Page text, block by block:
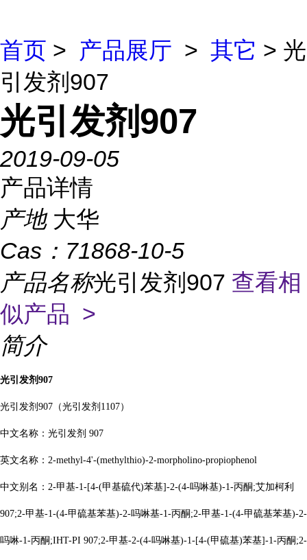
首页 > 产品展厅 > 其它 > 光
引发剂907
光引发剂907
2019-09-05
产品详情
产地 大华
Cas： 71868-10-5
产品名称光引发剂907 查看相
似产品 >
简介
光引发剂 907
光引发剂 907 （光引发剂 1107）
中文名称：光引发剂 907
英文名称： 2-methyl-4'-(methylthio)-2-morpholino-propiophenol
中文别名： 2-甲基-1-[4-(甲基硫代)苯基]-2-(4-吗啉基)-1-丙酮;艾加柯利
907;2-甲基-1-(4-甲硫基苯基)-2-吗啉基-1-丙酮;2-甲基-1-(4-甲硫基苯基)-2-
吗啉-1-丙酮;IHT-PI 907;2-甲基-2-(4-吗啉基)-1-[4-(甲硫基)苯基]-1-丙酮;2-